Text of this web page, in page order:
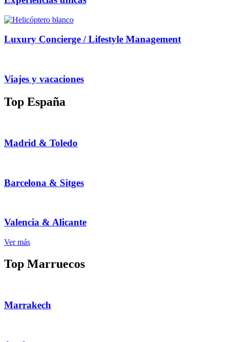
Luxury Concierge / Lifestyle Management
Viajes y vacaciones
Top España
Madrid & Toledo
Barcelona & Sitges
Valencia & Alicante
Ver más
Top Marruecos
Marrakech